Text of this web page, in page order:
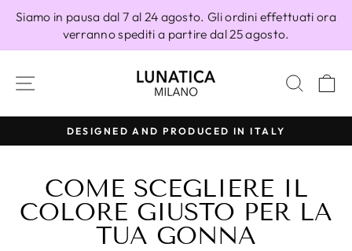
direttamente
Siamo in pausa dal 7 al 24 agosto. Gli ordini effettuati ora
verranno spediti a partire dal 25 agosto.
NAVIGAZIONE DEL SITO
Metti
pausa
presentazione
100% MADE IN ITALY
COME SCEGLIERE IL
COLORE GIUSTO PER LA
TUA GONNA